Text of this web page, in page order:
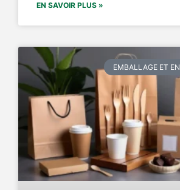
EN SAVOIR PLUS »
EMBALLAGE ET